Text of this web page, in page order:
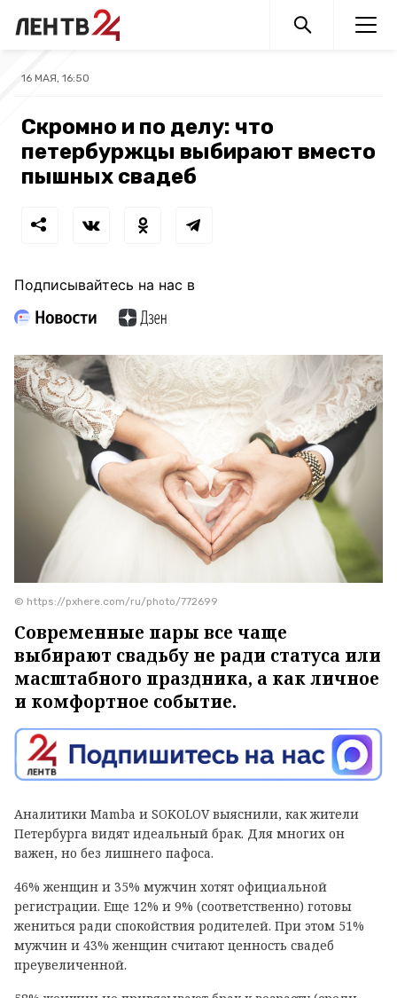
16 МАЯ, 16:50
Скромно и по делу: что
петербуржцы выбирают вместо
пышных свадеб
Подписывайтесь на нас в
© https://pxhere.com/ru/photo/772699
Современные пары все чаще
выбирают свадьбу не ради статуса или
масштабного праздника, а как личное
и комфортное событие.
Аналитики Mamba и SOKOLOV выяснили, как жители
Петербурга видят идеальный брак. Для многих он
важен, но без лишнего пафоса.
46% женщин и 35% мужчин хотят официальной
регистрации. Еще 12% и 9% (соответственно) готовы
жениться ради спокойствия родителей. При этом 51%
мужчин и 43% женщин считают ценность свадеб
преувеличенной.